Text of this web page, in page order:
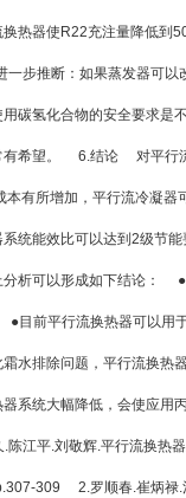
热器使R22充注量降低到
一步推断：如果蒸发器可
碳氢化合物的安全要求是
有希望。 6.结论 对平行
本有所增加，平行流冷凝
统能效比可以达到2级节
分析可以形成如下结论：
目前平行流换热器可以用
霜水排除问题，平行流换
系统大幅降低，会使应用
江平.刘敬辉.平行流换热器
309 2.罗顺春.崔炳禄.